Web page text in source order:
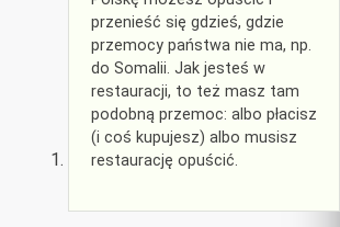
przenieść się gdzieś, gdzie
przemocy państwa nie ma, np.
do Somalii. Jak jesteś w
restauracji, to też masz tam
podobną przemoc: albo płacisz
(i coś kupujesz) albo musisz
restaurację opuścić.